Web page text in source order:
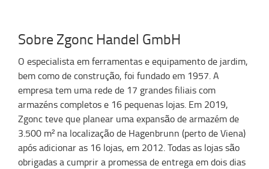
Sobre Zgonc Handel GmbH
O especialista emferramentas e equipamento de jardim,
bem como de construção, foi fundado em 1957. A
empresa tem uma rede de 17 grandes filiais com
armazéns completos e 16 pequenas lojas. Em 2019,
Zgoncteve que planear uma expansão de armazém de
3.500 m² na localização de Hagenbrunn (perto de Viena)
após adicionar as 16 lojas, em 2012. Todas as lojas são
obrigadas a cumprir a promessa de entregaemdois dias